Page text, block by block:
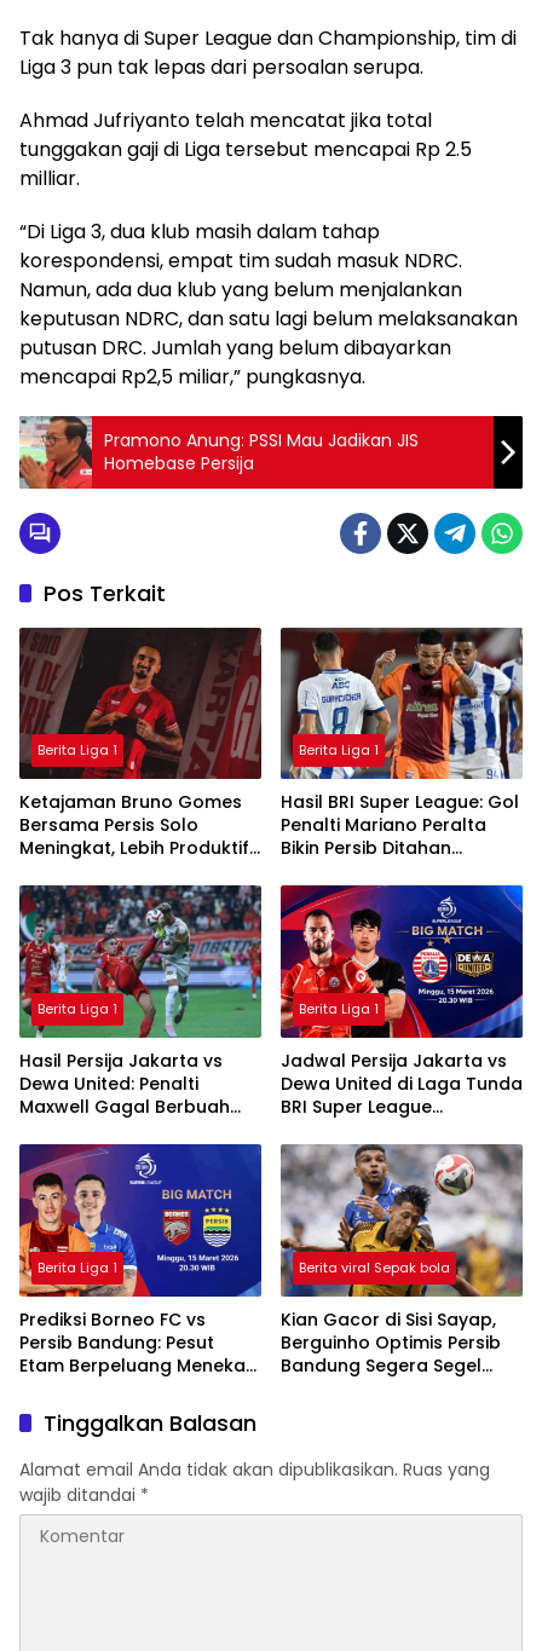
Tak hanya di Super League dan Championship, tim di
Liga 3 pun tak lepas dari persoalan serupa.
Ahmad Jufriyanto telah mencatat jika total
tunggakan gaji di Liga tersebut mencapai Rp 2.5
milliar.
“Di Liga 3, dua klub masih dalam tahap
korespondensi, empat tim sudah masuk NDRC.
Namun, ada dua klub yang belum menjalankan
keputusan NDRC, dan satu lagi belum melaksanakan
putusan DRC. Jumlah yang belum dibayarkan
mencapai Rp2,5 miliar,” pungkasnya.
Pramono Anung: PSSI Mau Jadikan JIS
Homebase Persija
Pos Terkait
Berita Liga 1
Ketajaman Bruno Gomes
Bersama Persis Solo
Meningkat, Lebih Produktif
Padang
Berita Liga 1
Hasil BRI Super League: Gol
Penalti Mariano Peralta
Bikin Persib Ditahan
Berita Liga 1
Hasil Persija Jakarta vs
Dewa United: Penalti
Maxwell Gagal Berbuah
Ditahan Imbang
Berita Liga 1
Jadwal Persija Jakarta vs
Dewa United di Laga Tunda
BRI Super League
Berita Liga 1
Prediksi Borneo FC vs
Persib Bandung: Pesut
Etam Berpeluang Menekan
Berita viral Sepak bola
Kian Gacor di Sisi Sayap,
Berguinho Optimis Persib
Bandung Segera Segel
Tinggalkan Balasan
Alamat email Anda tidak akan dipublikasikan. Ruas yang
wajib ditandai *